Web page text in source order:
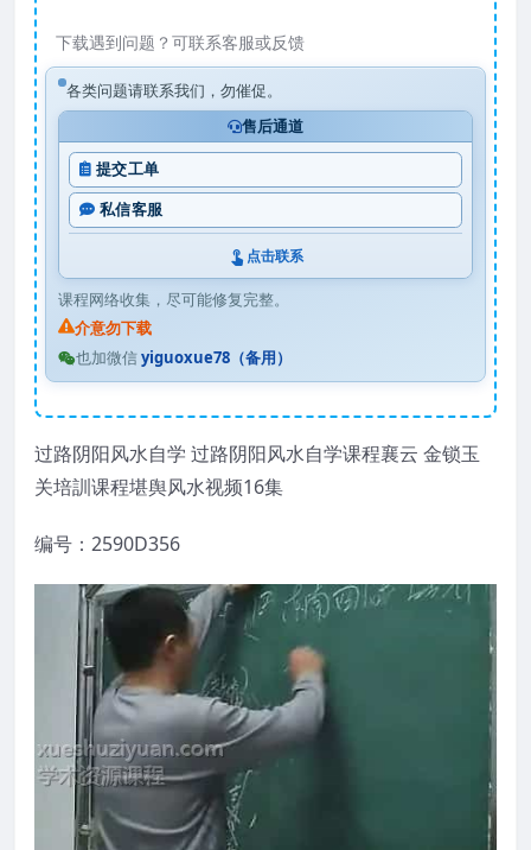
下载遇到问题？可联系客服或反馈
各类问题请联系我们，勿催促。
售后通道
提交工单
私信客服
点击联系
课程网络收集，尽可能修复完整。
介意勿下载
也加微信yiguoxue78（备用）
过路阴阳风水自学 过路阴阳风水自学课程襄云 金锁玉
关培訓课程堪舆风水视频16集
编号：2590D356